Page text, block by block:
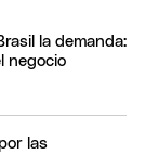
la demanda:
negocio
las